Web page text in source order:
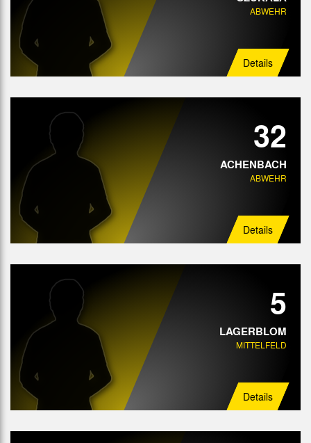
ABWEHR
Details
32
ACHENBACH
ABWEHR
Details
5
LAGERBLOM
MITTELFELD
Details